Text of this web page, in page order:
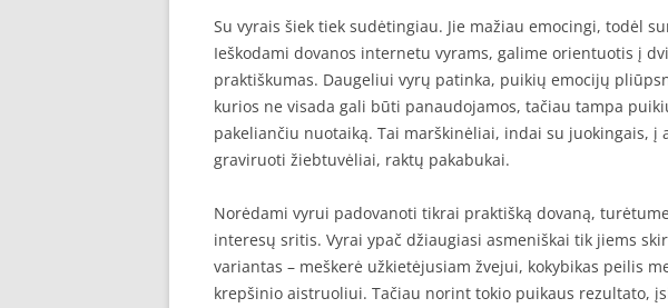
Su vyrais šiek tiek sudėtingiau. Jie mažiau emocingi, todėl
Ieškodami dovanos internetu vyrams, galime orientuotis į
praktiškumas. Daugeliui vyrų patinka, puikių emocijų
kurios ne visada gali būti panaudojamos, tačiau tampa
pakeliančiu nuotaiką. Tai marškinėliai, indai su juokingais, į
graviruoti žiebtuvėliai, raktų pakabukai.
Norėdami vyrui padovanoti tikrai praktišką dovaną,
interesų sritis. Vyrai ypač džiaugiasi asmeniškai tik jiems
variantas – meškerė užkietėjusiam žvejui, kokybikas peilis
krepšinio aistruoliui. Tačiau norint tokio puikaus rezultato,